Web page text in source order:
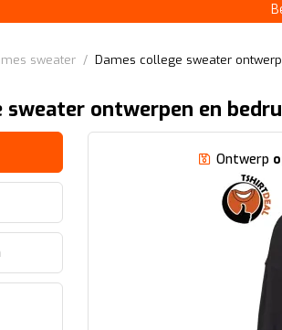
sweater / Dames college sweater
sweater ontwerpen en
Ontwerp